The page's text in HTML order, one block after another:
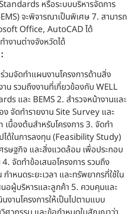
หรือระบบบริหารจัดการ
จะพิจารณาเป็นพิเศษ 7. สามารถ
Office, AutoCAD ได้
ำงานต่างจังหวัดได้
วมจัดทำแผนงานโครงการด้านสิ่ง
น รวมถึงงานที่เกี่ยวข้องกับ WELL
และ BEMS 2. สำรวจหน้างานและ
ง จัดทำรายงาน Site Survey และ
บื้องต้นสำหรับโครงการ 3. จัดทำ
ได้ในการลงทุน (Feasibility Study)
รษฐกิจ และสิ่งแวดล้อม เพื่อประกอบ
จัดทำข้อเสนอโครงการ รวมถึง
ำหนดระยะเวลา และทรัพยากรที่ใช้ใน
นอผู้บริหารและลูกค้า 5. ควบคุมและ
งานโครงการให้เป็นไปตามแบบ